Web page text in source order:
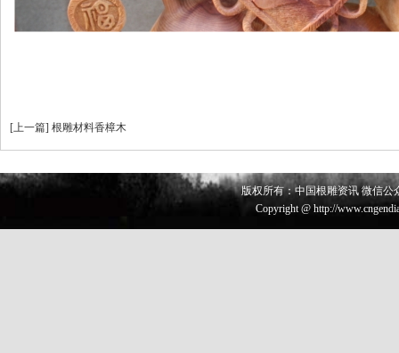
[上一篇] 根雕材料香樟木
版权所有：中国根雕资讯 微信公
Copyright @ http://